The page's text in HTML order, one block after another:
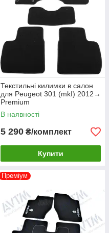
Текстильні килимки в салон
для Peugeot 301 (mkI) 2012→
Premium
В наявності
5 290 ₴/комплект
Купити
Преміум